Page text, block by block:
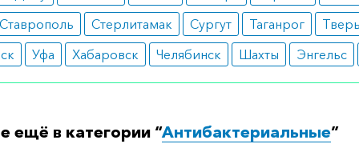
реакции в виде гиперемии, зуда;
реакции: головная боль, слабость, артериальная
заказать препарат с доставкой в аптеку-партнёра в
Ставрополь Стерлитамак Сургут Таганрог Тверь
Уфа Хабаровск Челябинск Шахты Энгельс
ещё в категории “Антибактериальные”